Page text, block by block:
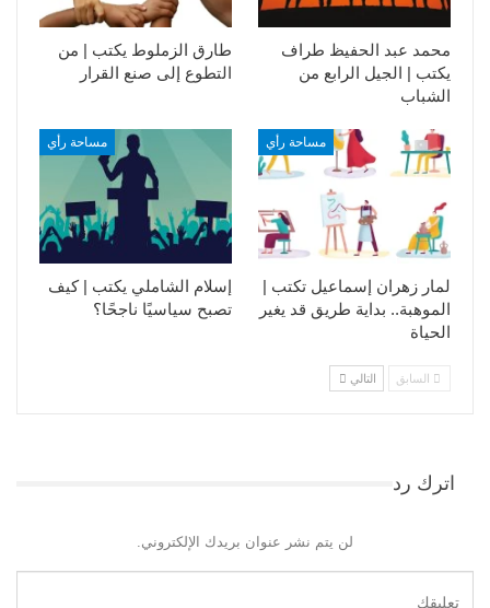
طارق الزملوط يكتب | من
التطوع إلى صنع القرار
محمد عبد الحفيظ طراف
يكتب | الجيل الرابع من
الشباب
مساحة رأي
إسلام الشاملي يكتب | كيف
تصبح سياسيًا ناجحًا؟
مساحة رأي
لمار زهران إسماعيل تكتب |
الموهبة.. بداية طريق قد يغير
الحياة
السابق التالي
اترك رد
لن يتم نشر عنوان بريدك الإلكتروني.